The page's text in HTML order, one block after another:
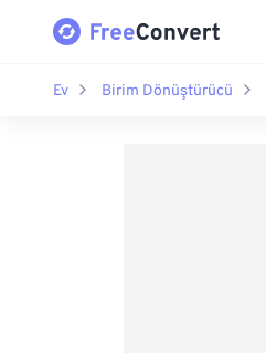
Ev Birim Dönüştürücü